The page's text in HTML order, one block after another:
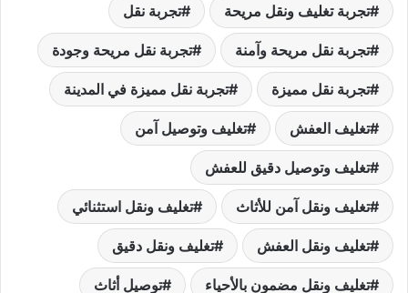
تجربة تغليف ونقل مريحة تجربة نقل
تجربة نقل مريحة وآمنة تجربة نقل مريحة وجودة
تجربة نقل مميزة تجربة نقل مميزة في المدينة
تغليف العفش تغليف وتوصيل آمن
تغليف وتوصيل دقيق للعفش
تغليف ونقل آمن للأثاث تغليف ونقل استثنائي
تغليف ونقل العفش تغليف ونقل دقيق
تغليف ونقل مضمون بالأحياء توصيل أثاث